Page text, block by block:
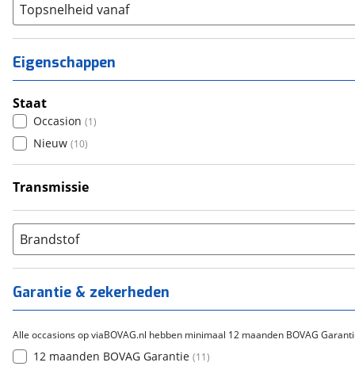
Topsnelheid vanaf
Eigenschappen
Staat
Occasion (1)
Nieuw (10)
Transmissie
Automatisch (2)
Brandstof
Garantie & zekerheden
Alle occasions op viaBOVAG.nl hebben minimaal 12 maanden BOVAG
12 maanden BOVAG Garantie (11)